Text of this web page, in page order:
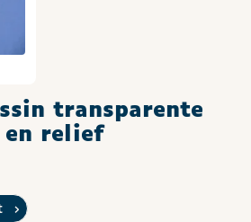
transparente
en relief